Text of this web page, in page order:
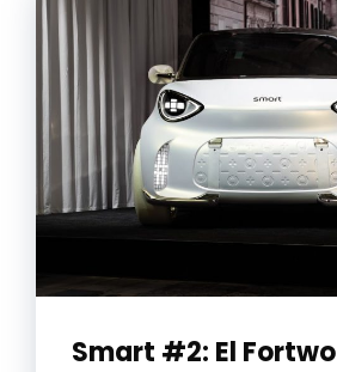
Smart #2: El Fortwo